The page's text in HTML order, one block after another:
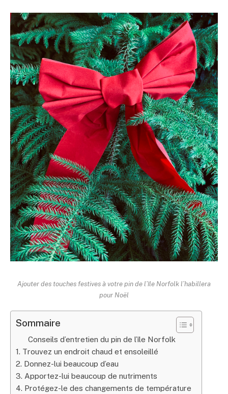
Ajouter des touches festives à votre pin de l’île Norfolk l’habillera
pour Noël
Sommaire
Conseils d’entretien du pin de l’île Norfolk
1. Trouvez un endroit chaud et ensoleillé
2. Donnez-lui beaucoup d’eau
3. Apportez-lui beaucoup de nutriments
4. Protégez-le des changements de température